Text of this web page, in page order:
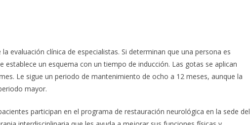
evaluación clínica de especialistas. Si determinan que una persona es
establece un esquema con un tiempo de inducción. Las gotas se aplican
Le sigue un periodo de mantenimiento de ocho a 12 meses, aunque la
mayor.
participan en el programa de restauración neurológica en la sede del